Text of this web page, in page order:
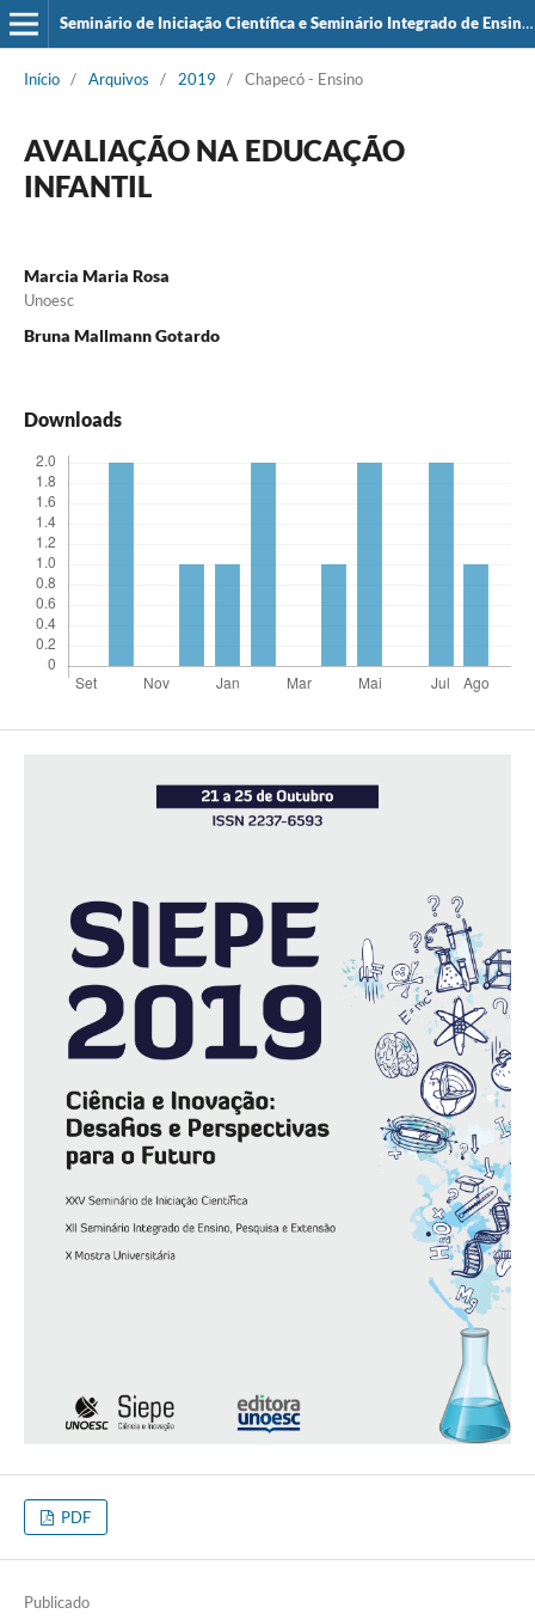
Seminário de Iniciação Científica e Seminário Integrado de Ensino, Pesquisa e Extensão (SIEPE)
Início / Arquivos / 2019 / Chapecó - Ensino
AVALIAÇÃO NA EDUCAÇÃO
INFANTIL
Marcia Maria Rosa
Unoesc
Bruna Mallmann Gotardo
Downloads
PDF
Publicado